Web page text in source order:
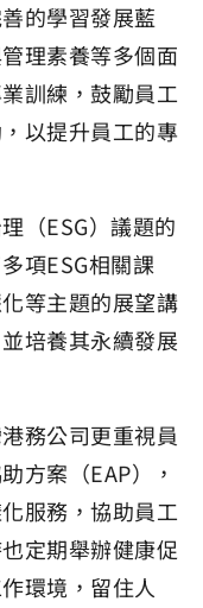
的學習發展藍
理素養等多個面
訓練，鼓勵員工
以提升員工的專
（ESG）議題的
項ESG相關課
等主題的展望講
培養其永續發展
務公司更重視員
方案（EAP），
服務，協助員工
定期舉辦健康促
環境，留住人